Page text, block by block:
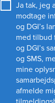
Ja tak, jeg
modtage
og DGI’s
med tilbud
og DGI’s
og SMS,
mine
afmelde